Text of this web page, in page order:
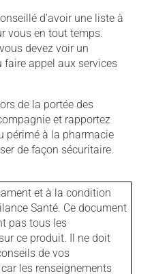
d'avoir une liste à
vous en tout temps.
devez voir un
appel aux services
de la portée des
et rapportez
périmé à la pharmacie
de façon sécuritaire.
et à la condition
Santé. Ce document
pas tous les
ce produit. Il ne doit
de vos
les renseignements